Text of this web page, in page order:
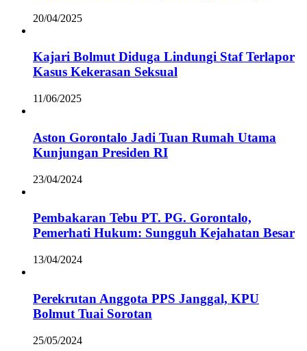
20/04/2025
Kajari Bolmut Diduga Lindungi Staf Terlapor
Kasus Kekerasan Seksual
11/06/2025
Aston Gorontalo Jadi Tuan Rumah Utama
Kunjungan Presiden RI
23/04/2024
Pembakaran Tebu PT. PG. Gorontalo,
Pemerhati Hukum: Sungguh Kejahatan Besar
13/04/2024
Perekrutan Anggota PPS Janggal, KPU
Bolmut Tuai Sorotan
25/05/2024